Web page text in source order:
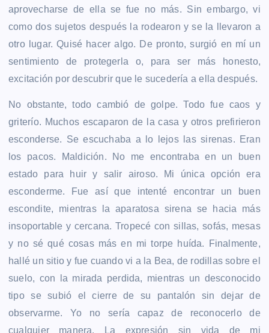
aprovecharse de ella se fue no más. Sin embargo, vi
como dos sujetos después la rodearon y se la llevaron a
otro lugar. Quisé hacer algo. De pronto, surgió en mí un
sentimiento de protegerla o, para ser más honesto,
excitación por descubrir que le sucedería a ella después.
No obstante, todo cambió de golpe. Todo fue caos y
griterío. Muchos escaparon de la casa y otros prefirieron
esconderse. Se escuchaba a lo lejos las sirenas. Eran
los pacos. Maldición. No me encontraba en un buen
estado para huir y salir airoso. Mi única opción era
esconderme. Fue así que intenté encontrar un buen
escondite, mientras la aparatosa sirena se hacia más
insoportable y cercana. Tropecé con sillas, sofás, mesas
y no sé qué cosas más en mi torpe huída. Finalmente,
hallé un sitio y fue cuando vi a la Bea, de rodillas sobre el
suelo, con la mirada perdida, mientras un desconocido
tipo se subió el cierre de su pantalón sin dejar de
observarme. Yo no sería capaz de reconocerlo de
cualquier manera. La expresión sin vida de mi